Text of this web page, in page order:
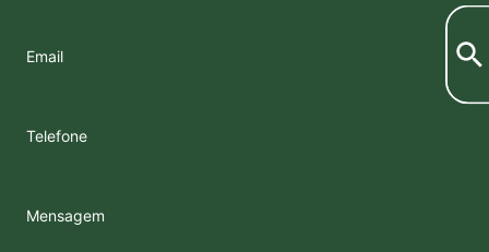
Email
Telefone
Mensagem